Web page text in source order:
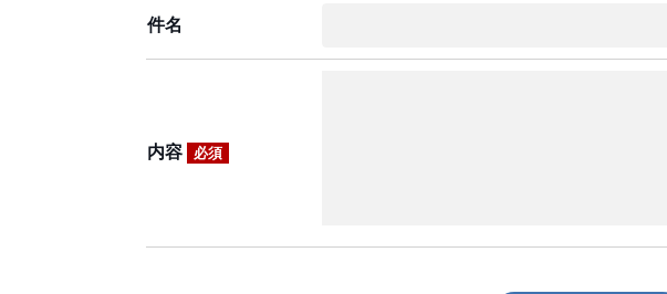
件名
内容 必須